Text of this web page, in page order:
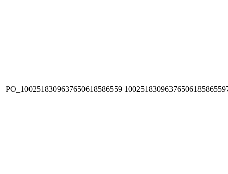
PO_1002518309637650618586559